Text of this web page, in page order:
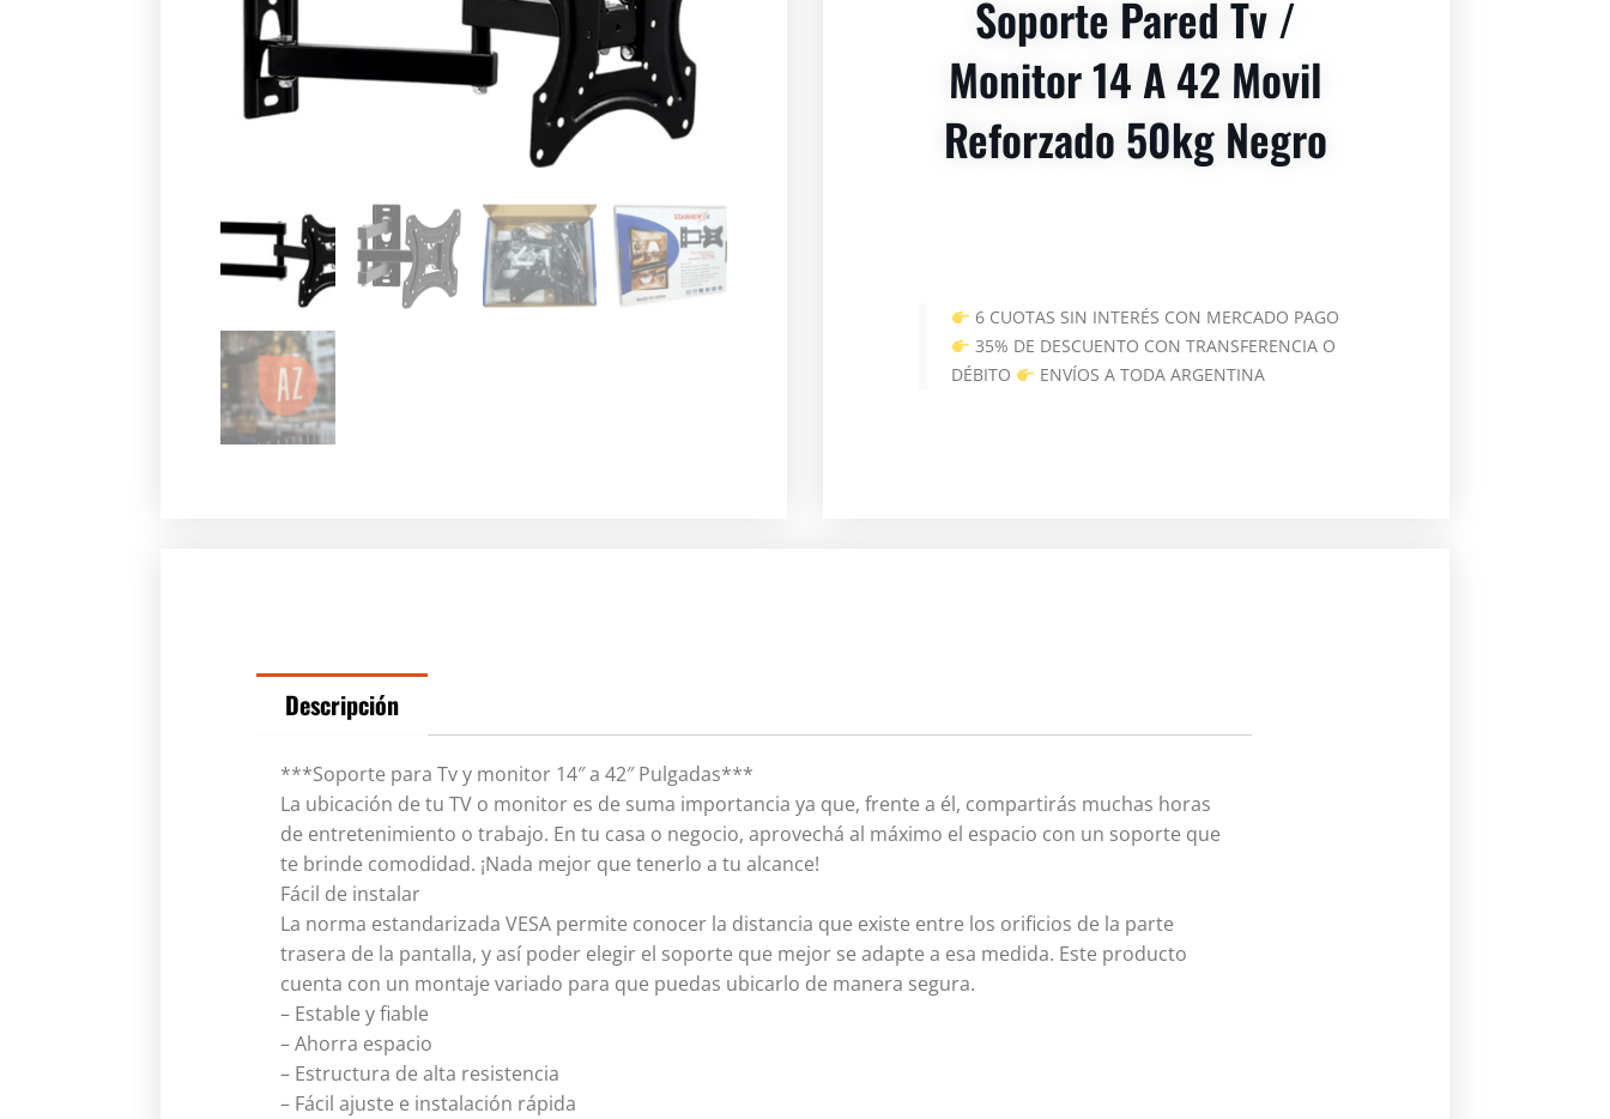
Soporte Pared Tv /
Monitor 14 A 42 Movil
Reforzado 50kg Negro
6 CUOTAS SIN INTERÉS CON MERCADO PAGO
35% DE DESCUENTO CON TRANSFERENCIA O
DÉBITO
ENVÍOS A TODA ARGENTINA
Descripción
***Soporte para Tv y monitor 14″ a 42″ Pulgadas***
La ubicación de tu TV o monitor es de suma importancia ya que, frente a él, compartirás muchas horas
de entretenimiento o trabajo. En tu casa o negocio, aprovechá al máximo el espacio con un soporte que
te brinde comodidad. ¡Nada mejor que tenerlo a tu alcance!
Fácil de instalar
La norma estandarizada VESA permite conocer la distancia que existe entre los orificios de la parte
trasera de la pantalla, y así poder elegir el soporte que mejor se adapte a esa medida. Este producto
cuenta con un montaje variado para que puedas ubicarlo de manera segura.
– Estable y fiable
– Ahorra espacio
– Estructura de alta resistencia
– Fácil ajuste e instalación rápida